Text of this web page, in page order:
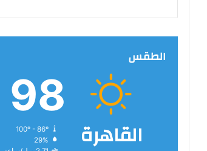
الطقس
القاهرة
98
100º - 86º
29%